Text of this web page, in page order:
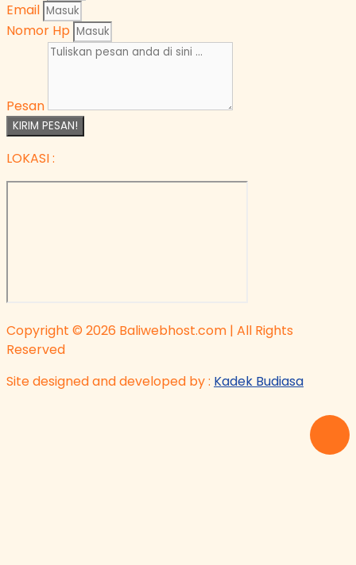
Email
Nomor Hp
Pesan
KIRIM PESAN!
LOKASI :
Copyright © 2026 Baliwebhost.com | All Rights
Reserved
Site designed and developed by : Kadek Budiasa